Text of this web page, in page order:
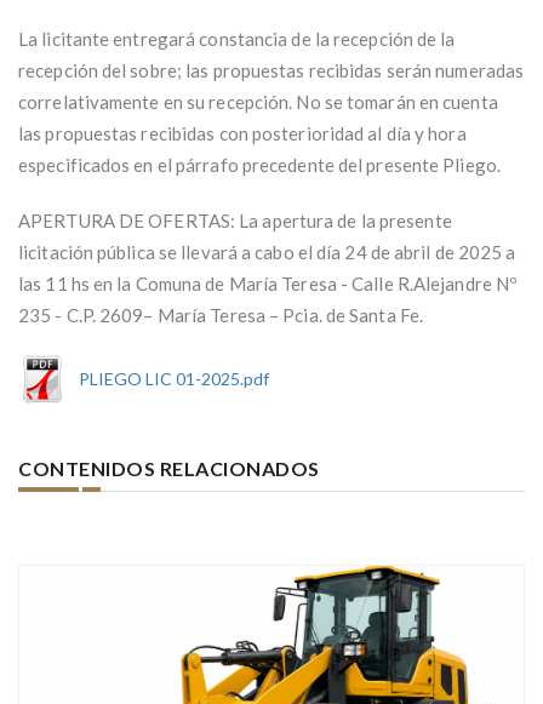
La licitante entregará constancia de la recepción de la
recepción del sobre; las propuestas recibidas serán numeradas
correlativamente en su recepción. No se tomarán en cuenta
las propuestas recibidas con posterioridad al día y hora
especificados en el párrafo precedente del presente Pliego.
APERTURA DE OFERTAS: La apertura de la presente
licitación pública se llevará a cabo el día 24 de abril de 2025 a
las 11 hs en la Comuna de María Teresa - Calle R.Alejandre Nº
235 - C.P. 2609– María Teresa – Pcia. de Santa Fe.
PLIEGO LIC 01-2025.pdf
CONTENIDOS RELACIONADOS